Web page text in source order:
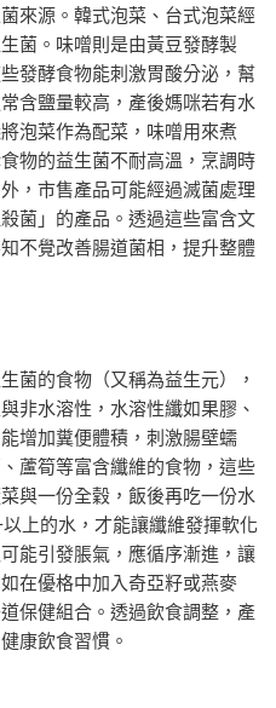
來源。韓式泡菜、台式泡菜經
菌。味噌則是由黃豆發酵製
發酵食物能刺激胃酸分泌，幫
含鹽量較高，產後媽咪若有水
泡菜作為配菜，味噌用來煮
物的益生菌不耐高溫，烹調時
，市售產品可能經過滅菌處理
菌」的產品。透過這些富含文
不覺改善腸道菌相，提升整體
菌的食物（又稱為益生元），
非水溶性，水溶性纖如果膠、
增加糞便體積，刺激腸壁蠕
蘆筍等富含纖維的食物，這些
與一份全穀，飯後再吃一份水
上的水，才能讓纖維發揮軟化
能引發脹氣，應循序漸進，讓
在優格中加入奇亞籽或燕麥
保健組合。透過飲食調整，產
康飲食習慣。